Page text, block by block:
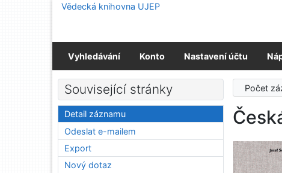
Přejít na obsah
Vědecká knihovna UJEP
Vyhledávání Konto Nastavení účtu
Počet
Související stránky
Detail záznamu
Odeslat e-mailem
Export
Nový dotaz